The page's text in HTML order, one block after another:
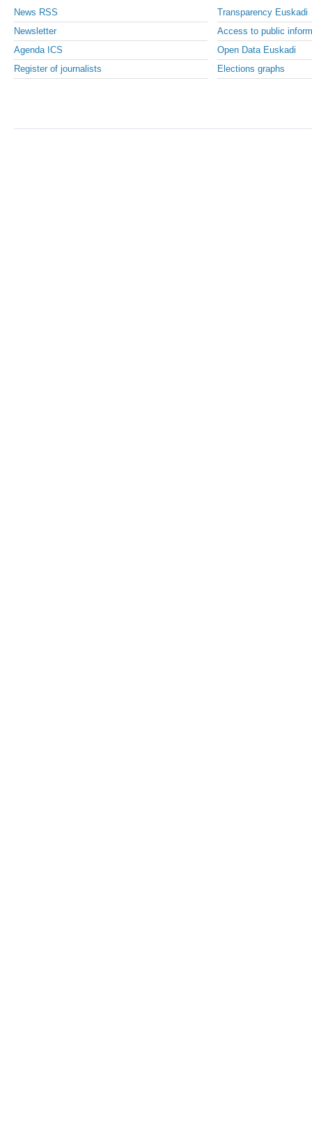
News RSS
Newsletter
Agenda ICS
Register of journalists
Transparency Euskadi
Access to public
Open Data Euskadi
Elections graphs